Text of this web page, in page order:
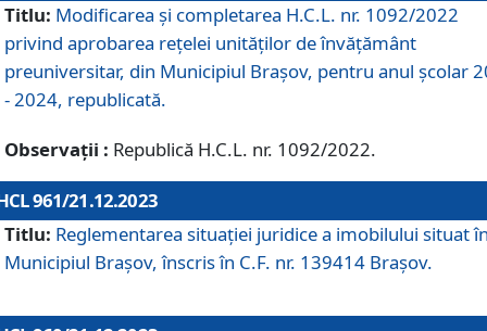
Titlu: Modificarea și completarea H.C.L. nr. 1092/2022
privind aprobarea rețelei unităților de învăţământ
preuniversitar, din Municipiul Braşov, pentru anul școlar
- 2024, republicată.
Observații : Republică H.C.L. nr. 1092/2022.
961/21.12.2023
Titlu: Reglementarea situației juridice a imobilului situat
Municipiul Brașov, înscris în C.F. nr. 139414 Brașov.